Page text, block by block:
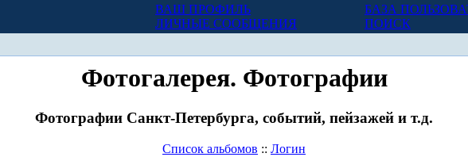
ВАШ ПРОФИЛЬ
ЛИЧНЫЕ СООБЩЕНИЯ
БАЗА
ПОИСК
Фотогалерея. Фотографии
Фотографии Санкт-Петербурга, событий, пейзажей и т.д.
Список альбомов :: Логин